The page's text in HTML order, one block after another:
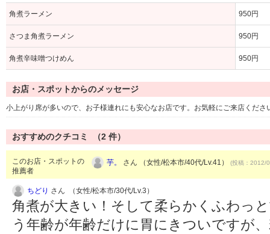
角煮ラーメン 950円
さつま角煮ラーメン 950円
角煮辛味噌つけめん 950円
お店・スポットからのメッセージ
小上がり席が多いので、お子様連れにも安心なお店です。お気軽にご来店くださ
おすすめのクチコミ （2 件）
このお店・スポットの
推薦者
芋。 さん （女性/松本市/40代/Lv.41） (投稿：2012/
ちどり さん （女性/松本市/30代/Lv.3）
角煮が大きい！そして柔らかくふわっ
う年齢が年齢だけに胃にきついですが